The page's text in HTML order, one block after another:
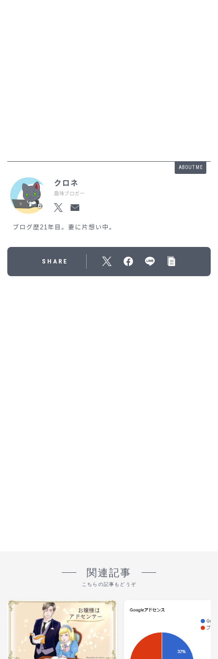
ABOUT ME
クロネ
趣味ブロガー
ブログ歴21年目。妻に片想い中。
SHARE
関連記事
こちらの記事もどうぞ